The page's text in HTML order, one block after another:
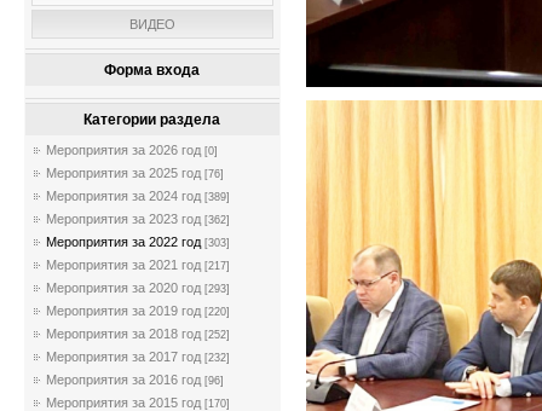
ВИДЕО
Форма входа
Категории раздела
Мероприятия за 2026 год [0]
Мероприятия за 2025 год [76]
Мероприятия за 2024 год [389]
Мероприятия за 2023 год [362]
Мероприятия за 2022 год [303]
Мероприятия за 2021 год [217]
Мероприятия за 2020 год [293]
Мероприятия за 2019 год [220]
Мероприятия за 2018 год [252]
Мероприятия за 2017 год [232]
Мероприятия за 2016 год [96]
Мероприятия за 2015 год [170]